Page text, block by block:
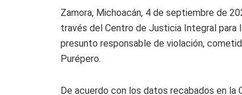
Zamora, Michoacán, 4 de septiembre de
través del Centro de Justicia Integral para
presunto responsable de violación,
Purépero.
De acuerdo con los datos recabados en la